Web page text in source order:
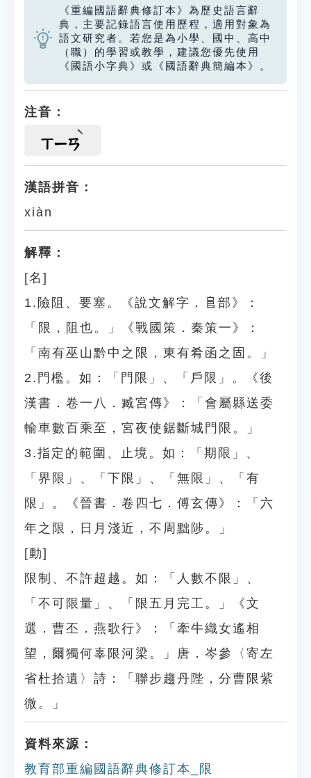
《重編國語辭典修訂本》為歷史語言辭
典，主要記錄語言使用歷程，適用對象為
語文研究者。若您是為小學、國中、高中
（職）的學習或教學，建議您優先使用
《國語小字典》或《國語辭典簡編本》。
注音：
ㄒㄧㄢ
漢語拼音：
xiàn
解釋：
[名]
1.險阻、要塞。《說文解字．𨸏部》：
「限，阻也。」《戰國策．秦策一》：
「南有巫山黔中之限，東有肴函之固。」
2.門檻。如：「門限」、「戶限」。《後
漢書．卷一八．臧宮傳》：「會屬縣送委
輸車數百乘至，宮夜使鋸斷城門限。」
3.指定的範圍、止境。如：「期限」、
「界限」、「下限」、「無限」、「有
限」。《晉書．卷四七．傅玄傳》：「六
年之限，日月淺近，不周黜陟。」
[動]
限制、不許超越。如：「人數不限」、
「不可限量」、「限五月完工。」《文
選．曹丕．燕歌行》：「牽牛織女遙相
望，爾獨何辜限河梁。」唐．岑參〈寄左
省杜拾遺〉詩：「聯步趨丹陛，分曹限紫
微。」
資料來源：
教育部重編國語辭典修訂本_限